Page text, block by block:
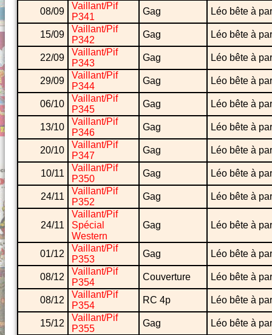
08/09
Vaillant/Pif
P341
Gag Léo bête à
15/09
Vaillant/Pif
P342
Gag Léo bête à
22/09
Vaillant/Pif
P343
Gag Léo bête à
29/09
Vaillant/Pif
P344
Gag Léo bête à
06/10
Vaillant/Pif
P345
Gag Léo bête à
13/10
Vaillant/Pif
P346
Gag Léo bête à
20/10
Vaillant/Pif
P347
Gag Léo bête à
10/11
Vaillant/Pif
P350
Gag Léo bête à
24/11
Vaillant/Pif
P352
Gag Léo bête à
24/11
Vaillant/Pif
Spécial
Western
Gag Léo bête à
01/12
Vaillant/Pif
P353
Gag Léo bête à
08/12
Vaillant/Pif
P354
Couverture Léo bête à
08/12
Vaillant/Pif
P354
RC 4p Léo bête à
15/12
Vaillant/Pif
P355
Gag Léo bête à